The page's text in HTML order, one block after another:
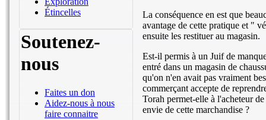
Étincelles
Soutenez-
nous
Faites un don
Aidez-nous à nous
faire connaitre
La conséquence en est que
avantage de cette pratique et "
ensuite les restituer au magasin.
Est-il permis à un Juif de
entré dans un magasin de
qu'on n'en avait pas vraiment
commerçant accepte de
Torah permet-elle à l'acheteur
envie de cette marchandise ?